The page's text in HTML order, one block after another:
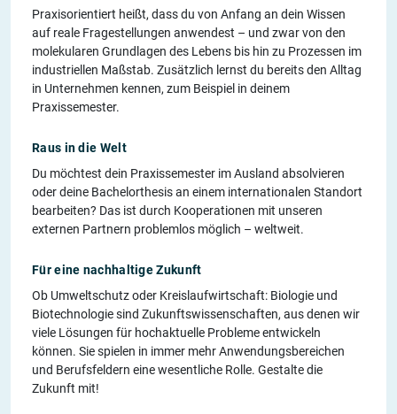
Praxisorientiert heißt, dass du von Anfang an dein Wissen
auf reale Fragestellungen anwendest – und zwar von den
molekularen Grundlagen des Lebens bis hin zu Prozessen im
industriellen Maßstab. Zusätzlich lernst du bereits den Alltag
in Unternehmen kennen, zum Beispiel in deinem
Praxissemester.
Raus in die Welt
Du möchtest dein Praxissemester im Ausland absolvieren
oder deine Bachelorthesis an einem internationalen Standort
bearbeiten? Das ist durch Kooperationen mit unseren
externen Partnern problemlos möglich – weltweit.
Für eine nachhaltige Zukunft
Ob Umweltschutz oder Kreislaufwirtschaft: Biologie und
Biotechnologie sind Zukunftswissenschaften, aus denen wir
viele Lösungen für hochaktuelle Probleme entwickeln
können. Sie spielen in immer mehr Anwendungsbereichen
und Berufsfeldern eine wesentliche Rolle. Gestalte die
Zukunft mit!